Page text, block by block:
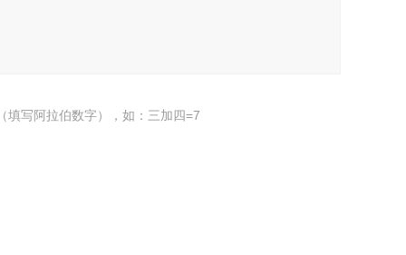
填写阿拉伯数字），如：三加四=7